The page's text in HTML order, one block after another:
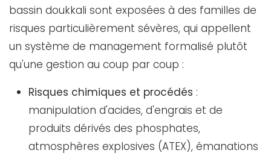
bassin doukkali sont exposées à des familles de
risques particulièrement sévères, qui appellent
un système de management formalisé plutôt
qu'une gestion au coup par coup :
Risques chimiques et procédés :
manipulation d'acides, d'engrais et de
produits dérivés des phosphates,
atmosphères explosives (ATEX), émanations